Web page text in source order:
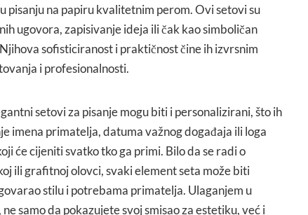
pisanju na papiru kvalitetnim perom. Ovi setovi su
ugovora, zapisivanje ideja ili čak kao simboličan
sofisticiranost i praktičnost čine ih izvrsnim
i profesionalnosti.
setovi za pisanje mogu biti i personalizirani, što ih
imena primatelja, datuma važnog događaja ili loga
će cijeniti svatko tko ga primi. Bilo da se radi o
ili grafitnoj olovci, svaki element seta može biti
stilu i potrebama primatelja. Ulaganjem u
samo da pokazujete svoj smisao za estetiku, već i